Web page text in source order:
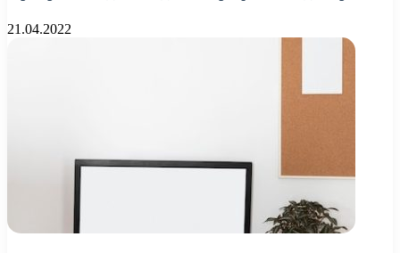
21.04.2022